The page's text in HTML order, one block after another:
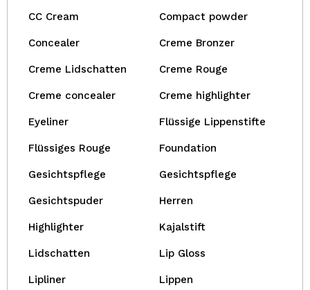
CC Cream Compact powder
Concealer Creme Bronzer
Creme Lidschatten Creme Rouge
Creme concealer Creme highlighter
Eyeliner Flüssige Lippenstifte
Flüssiges Rouge Foundation
Gesichtspflege Gesichtspflege
Gesichtspuder Herren
Highlighter Kajalstift
Lidschatten Lip Gloss
Lipliner Lippen